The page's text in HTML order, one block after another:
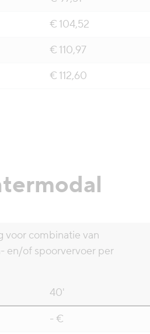
€ 104,52
€ 110,97
€ 112,60
voor combinatie van
en/of spoorvervoer per
40'
- €